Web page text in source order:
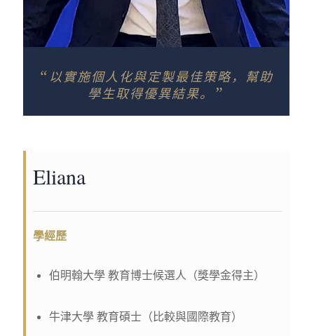
“ 以實施個人化與定製最佳策略，幫助
學生取得優異結果。
”
Eliana
學經歷
伯明翰大學 教育博士候選人（獎學金得主）
牛津大學 教育碩士（比較與國際教育）